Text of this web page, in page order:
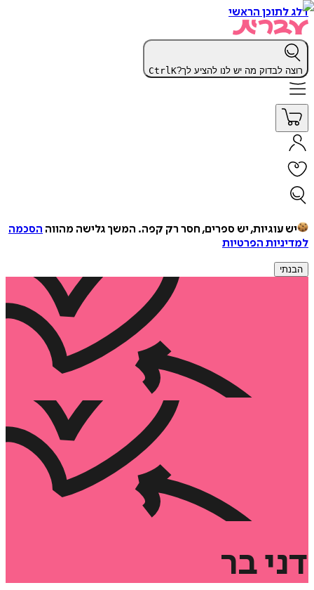
דלג לתוכן הראשי
רוצה לבדוק מה יש לנו להציע לך? CtrlK
יש עוגיות, יש ספרים, חסר רק קפה. המשך גלישה מהווה הסכמה
למדיניות הפרטיות
הבנתי
דני בר